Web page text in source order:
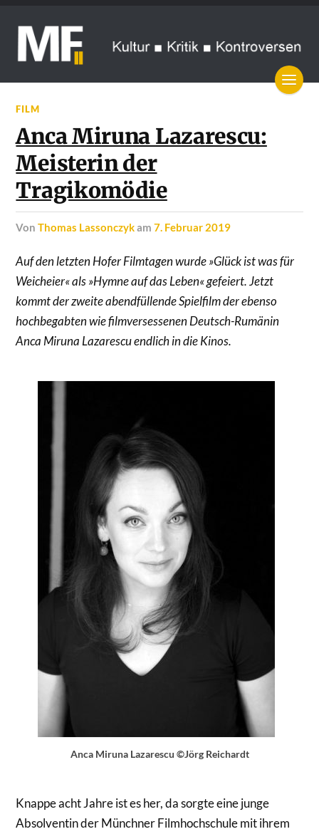
FILM
Anca Miruna Lazarescu:
Meisterin der
Tragikomödie
vonThomas Lassonczykam7. Februar 2019
Auf den letzten Hofer Filmtagen wurde »Glück ist was für
Weicheier« als »Hymne auf das Leben« gefeiert. Jetzt
kommt der zweite abendfüllende Spielfilm der ebenso
hochbegabten wie filmversessenen Deutsch-Rumänin
Anca Miruna Lazarescu endlich in die Kinos.
Anca Miruna Lazarescu ©Jörg Reichardt
Knappe acht Jahre ist es her, da sorgte eine junge
Absolventin der Münchner Filmhochschule mit ihrem